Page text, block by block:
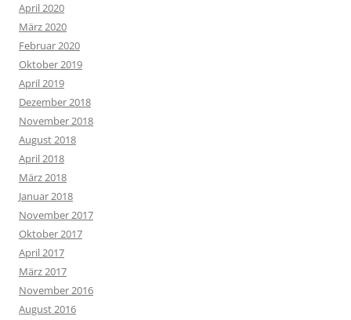
April 2020
März 2020
Februar 2020
Oktober 2019
April 2019
Dezember 2018
November 2018
August 2018
April 2018
März 2018
Januar 2018
November 2017
Oktober 2017
April 2017
März 2017
November 2016
August 2016